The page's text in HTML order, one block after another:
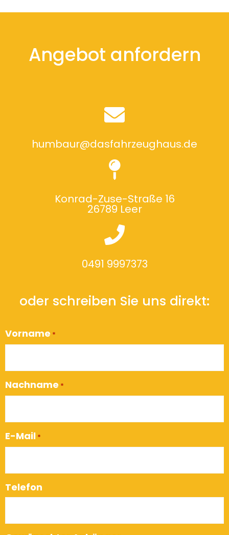
Angebot anfordern
humbaur@dasfahrzeughaus.de
Konrad-Zuse-Straße 16
26789 Leer
0491 9997373
oder schreiben Sie uns direkt:
Vorname *
Nachname *
E-Mail *
Telefon